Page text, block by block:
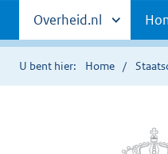
Primaire
navigatie
Andere
sites
binnen
Overheid.nl
U bent hier: Home